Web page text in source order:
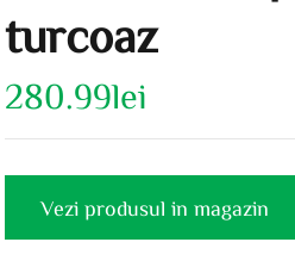
turcoaz
280.99lei
Vezi produsul in magazin